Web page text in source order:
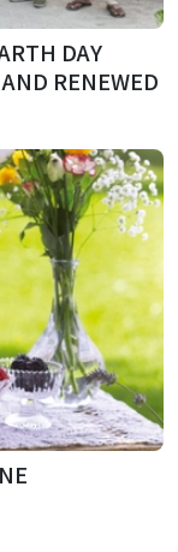
DAY
RENEWED